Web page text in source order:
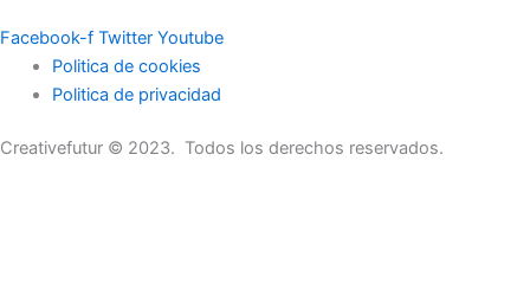
Facebook-f Twitter Youtube
Politica de cookies
Politica de privacidad
Creativefutur © 2023. Todos los derechos reservados.